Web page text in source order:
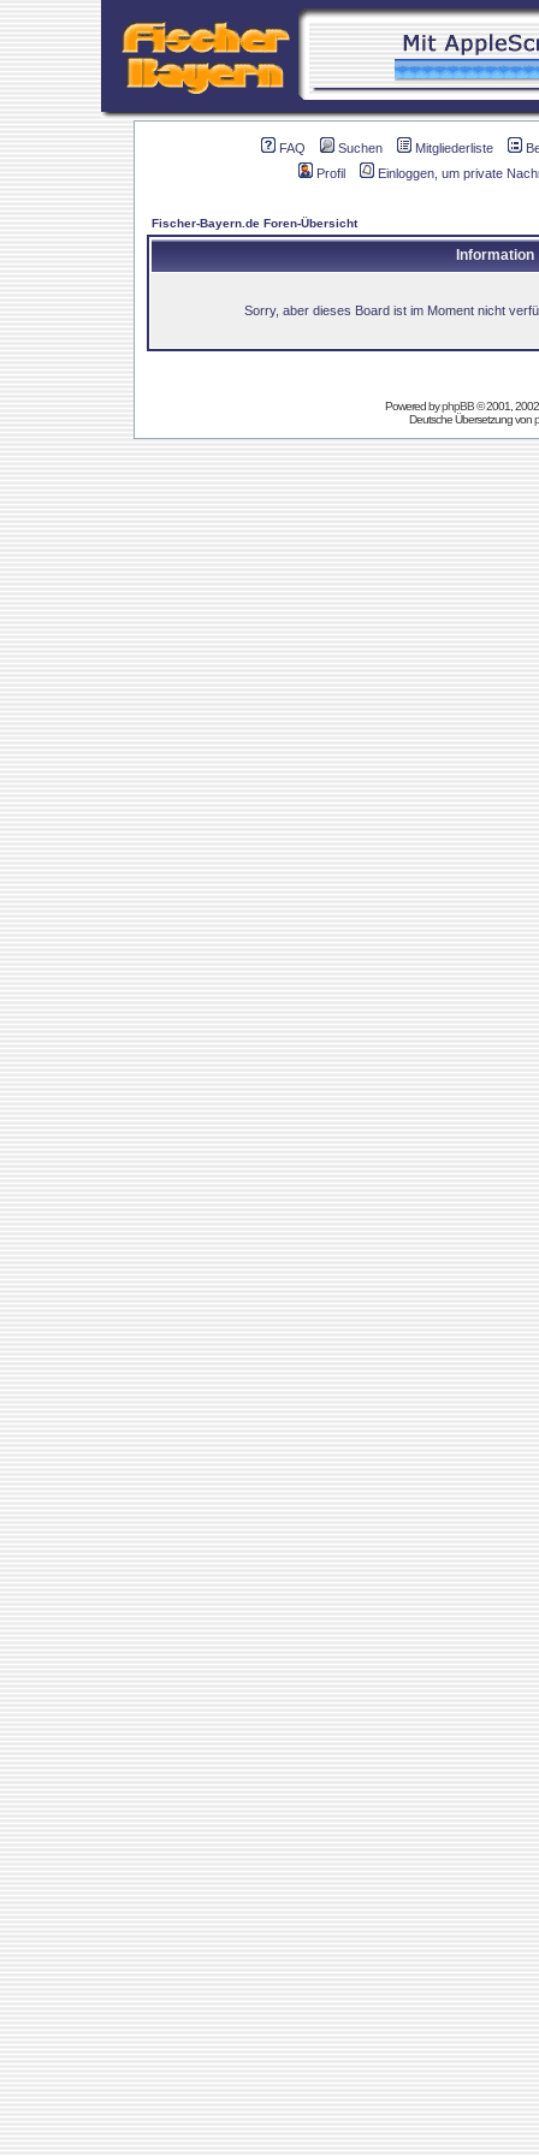
FAQ Suchen Mitgliederliste
Profil
Einloggen, um private
Fischer-Bayern.de Foren-Übersicht
Information
Sorry, aber dieses Board ist im Moment nicht
Powered byphpBB© 2001,
Deutsche Übersetzung von